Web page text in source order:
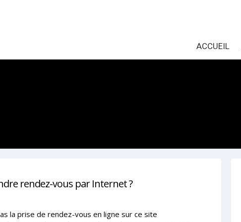
ACCUEIL
rendez-vous par Internet ?
la prise de rendez-vous en ligne sur ce site